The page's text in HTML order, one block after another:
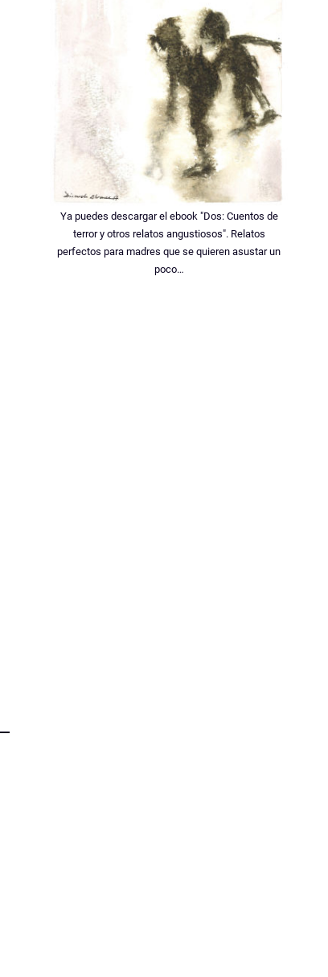
Ya puedes descargar el ebook "Dos: Cuentos de
terror y otros relatos angustiosos". Relatos
perfectos para madres que se quieren asustar un
poco…